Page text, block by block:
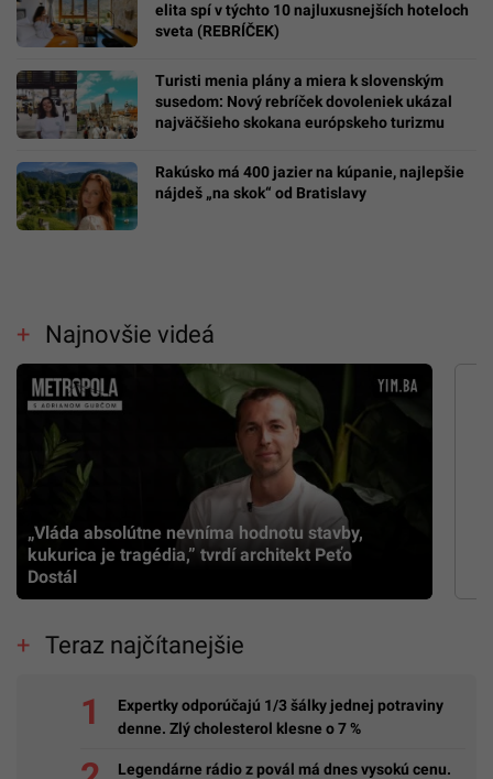
elita spí v týchto 10 najluxusnejších hoteloch
sveta (REBRÍČEK)
Turisti menia plány a miera k slovenským
susedom: Nový rebríček dovoleniek ukázal
najväčšieho skokana európskeho turizmu
Rakúsko má 400 jazier na kúpanie, najlepšie
nájdeš „na skok“ od Bratislavy
Najnovšie videá
„Vláda absolútne nevníma hodnotu stavby,
kukurica je tragédia,” tvrdí architekt Peťo
Dostál
Teraz najčítanejšie
Expertky odporúčajú 1/3 šálky jednej potraviny
denne. Zlý cholesterol klesne o 7 %
Legendárne rádio z povál má dnes vysokú cenu.